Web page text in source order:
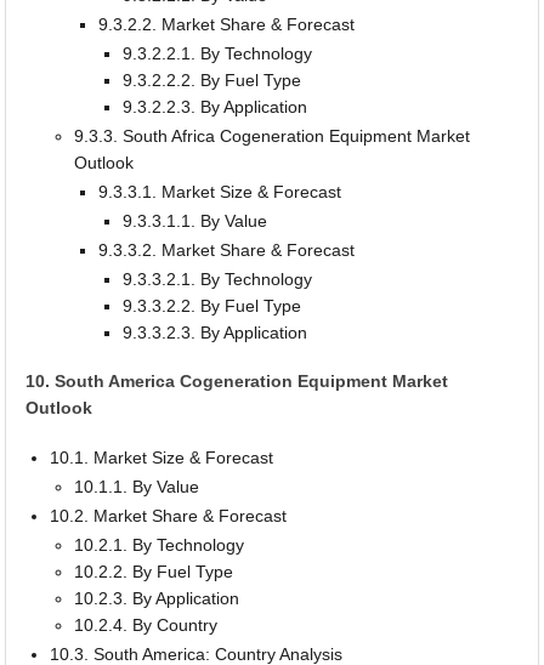
9.3.2.2. Market Share & Forecast
9.3.2.2.1. By Technology
9.3.2.2.2. By Fuel Type
9.3.2.2.3. By Application
9.3.3. South Africa Cogeneration Equipment Market
Outlook
9.3.3.1. Market Size & Forecast
9.3.3.1.1. By Value
9.3.3.2. Market Share & Forecast
9.3.3.2.1. By Technology
9.3.3.2.2. By Fuel Type
9.3.3.2.3. By Application
10. South America Cogeneration Equipment Market
Outlook
10.1. Market Size & Forecast
10.1.1. By Value
10.2. Market Share & Forecast
10.2.1. By Technology
10.2.2. By Fuel Type
10.2.3. By Application
10.2.4. By Country
10.3. South America: Country Analysis